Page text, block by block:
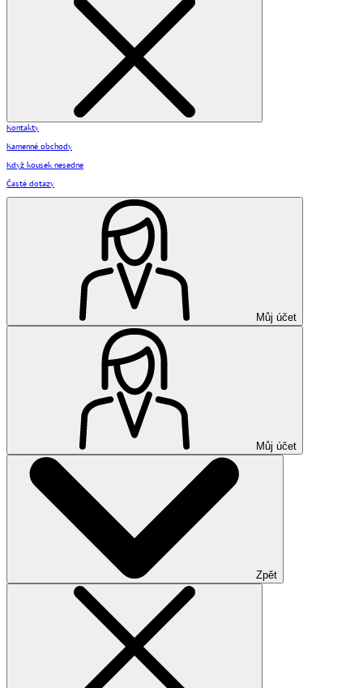
Kontakty
Kamenné obchody
Když kousek nesedne
Časté dotazy
Můj účet
Můj účet
Zpět